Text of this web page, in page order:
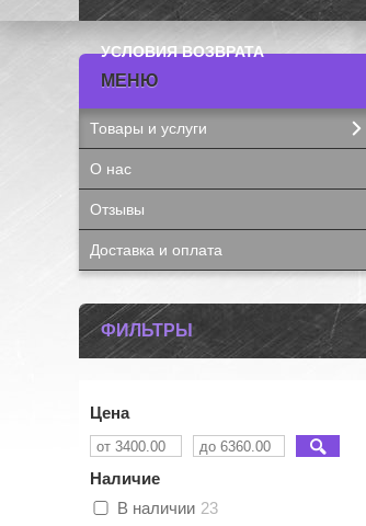
УСЛОВИЯ ВОЗВРАТА
Товары и услуги
О нас
Отзывы
Доставка и оплата
ФИЛЬТРЫ
Цена
Наличие
В наличии 23